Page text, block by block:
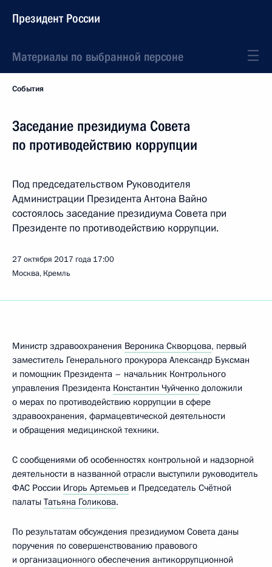
Президент России
Материалы по выбранной персоне
События
Заседание президиума Совета
по противодействию коррупции
Под председательством Руководителя
Администрации Президента Антона Вайно
состоялось заседание президиума Совета при
Президенте по противодействию коррупции.
27 октября 2017 года 17:00
Москва, Кремль
Министр здравоохранения Вероника Скворцова, первый
заместитель Генерального прокурора Александр Буксман
и помощник Президента – начальник Контрольного
управления Президента Константин Чуйченко доложили
о мерах по противодействию коррупции в сфере
здравоохранения, фармацевтической деятельности
и обращения медицинской техники.
С сообщениями об особенностях контрольной и надзорной
деятельности в названной отрасли выступили руководитель
ФАС России Игорь Артемьев и Председатель Счётной
палаты Татьяна Голикова.
По результатам обсуждения президиумом Совета даны
поручения по совершенствованию правового
и организационного обеспечения антикоррупционной